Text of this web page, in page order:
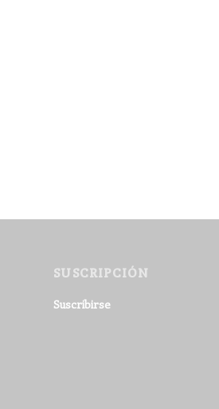
SUSCRIPCIÓN
Suscribirse